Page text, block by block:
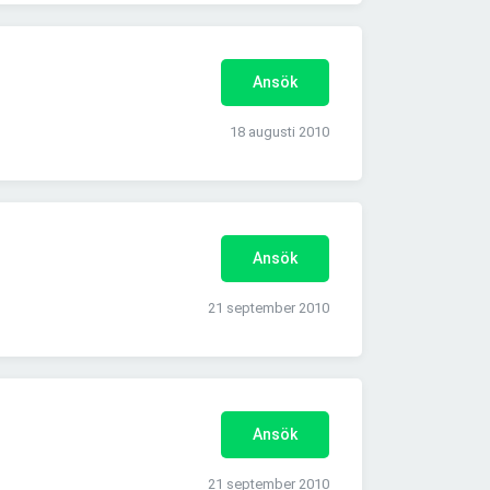
Ansök
18 augusti 2010
Ansök
21 september 2010
Ansök
21 september 2010